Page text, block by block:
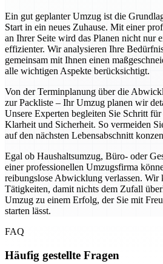
Ein gut geplanter Umzug ist die
Start in ein neues Zuhause. Mit einer
an Ihrer Seite wird das Planen nicht nur
effizienter. Wir analysieren Ihre
gemeinsam mit Ihnen einen
alle wichtigen Aspekte berücksichtigt.
Von der Terminplanung über die
zur Packliste – Ihr Umzug planen wir
Unsere Experten begleiten Sie Schritt
Klarheit und Sicherheit. So vermeiden
auf den nächsten Lebensabschnitt
Egal ob Haushaltsumzug, Büro- oder
einer professionellen Umzugsfirma
reibungslose Abwicklung verlassen. Wir
Tätigkeiten, damit nichts dem Zufall
Umzug zu einem Erfolg, der Sie mit
starten lässt.
FAQ
Häufig gestellte Fragen